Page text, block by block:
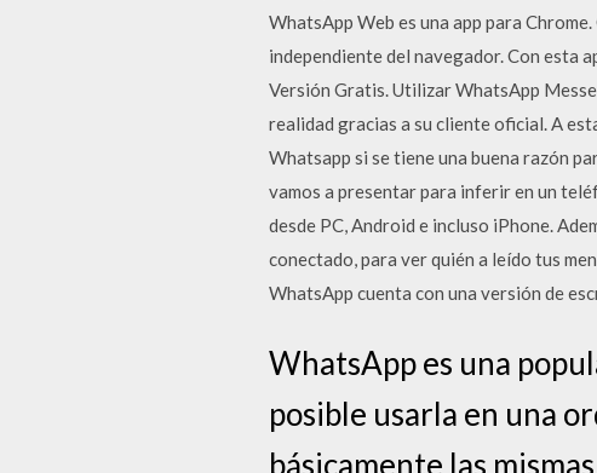
WhatsApp Web es una app para
independiente del navegador. Con esta
Versión Gratis. Utilizar WhatsApp
realidad gracias a su cliente oficial. A
Whatsapp si se tiene una buena razón
vamos a presentar para inferir en un
desde PC, Android e incluso iPhone.
conectado, para ver quién a leído tus
WhatsApp cuenta con una versión de
WhatsApp es una
posible usarla en una
básicamente las